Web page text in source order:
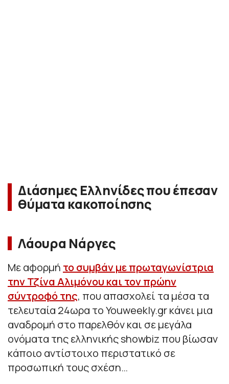
Διάσημες Ελληνίδες που έπεσαν
θύματα κακοποίησης
Λάουρα Νάργες
Με αφορμή το συμβάν με πρωταγωνίστρια
την Τζίνα Αλιμόνου και τον πρώην
σύντροφό της, που απασχολεί τα μέσα τα
τελευταία 24ωρα το Youweekly.gr κάνει μια
αναδρομή στο παρελθόν και σε μεγάλα
ονόματα της ελληνικής showbiz που βίωσαν
κάποιο αντίστοιχο περιστατικό σε
προσωπική τους σχέση…